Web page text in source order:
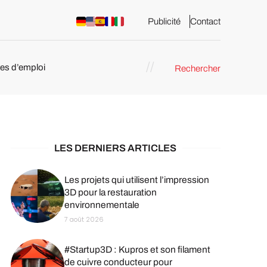
Publicité Contact
d’emploi Rechercher
LES DERNIERS ARTICLES
Les projets qui utilisent l’impression
3D pour la restauration
environnementale
7 août 2026
#Startup3D : Kupros et son filament
de cuivre conducteur pour